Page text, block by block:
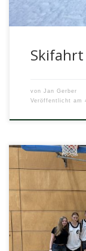
von Jan Gerber
Veröffentlicht am
Am 4. Juni 2025
am
Schmeling-Halle